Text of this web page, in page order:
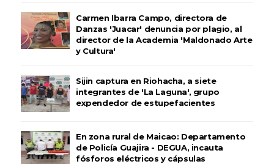
Carmen Ibarra Campo, directora de
Danzas 'Juacar' denuncia por plagio, al
director de la Academia 'Maldonado Arte
y Cultura'
Sijin captura en Riohacha, a siete
integrantes de 'La Laguna', grupo
expendedor de estupefacientes
En zona rural de Maicao: Departamento
de Policía Guajira - DEGUA, incauta
fósforos eléctricos y cápsulas